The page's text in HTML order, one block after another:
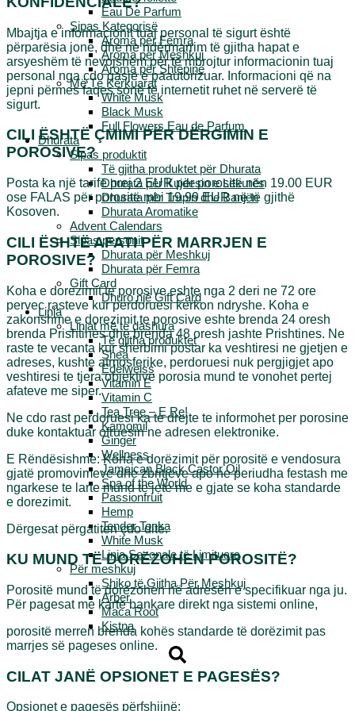
Eau De Parfum
Sipas Kategorisë
Aroma për Femra
Aroma për Meshkuj
Aroma për Shtëpinë
Më Të Kërkuarat
White Musk
Black Musk
Full Flowers Eau de Parfum
Dhurata
Sipas produktit
Të gjitha produktet për Dhurata
Dhurata për Kujdesin e Lëkurës
Dhurata për Trupin dhe Banjën
Dhurata Aromatike
Advent Calendars
Sipas personit
Dhurata për Meshkuj
Dhurata për Femra
Gift Card
Dhuro një Gift Card
Linja
Linjat më të dashura
Të gjitha produktet
Shea
Edelweiss
Vitamin E
Vitamin C
Tea Tree – E Re!
Kamomil
Ginger
Wellness
Jamaican Black Castor Oil
Spa of the World
Passionfruit
Hemp
Tender Tonka
White Musk
Linja Sezonale të Limituara
Për meshkuj
Shiko të Gjitha Për Meshkuj
Arber
Maca Root
Kistna
Mbajtja e informacionit tuaj personal të sigurt është
përparësia jonë, dhe ne ndërmarrim të gjitha hapat e
arsyeshëm të nevojshëm për të mbrojtur informacionin tuaj
personal nga çdo qasje e paautorizuar. Informacioni që na
jepni përmes faqes sonë të internetit ruhet në serverë të
sigurt.
CILI ËSHTË ÇMIMI PËR DËRGIMIN E
POROSIVE?
Posta ka një tarifë prej 2 EUR për porositë nën 19.00 EUR
ose FALAS për porositë mbi 19.99 EUR në të gjithë
Kosoven.
CILI ËSHTË AFATI PËR MARRJEN E
POROSIVE?
Koha e dorezimit te porosive eshte nga 2 deri ne 72 ore
pervec rasteve kur perdoruesi kerkon ndryshe. Koha e
zakonshme e dorezimit te porosive eshte brenda 24 oresh
brenda Prishtines dhe brenda 48 oresh jashte Prishtines. Ne
raste te vecanta kur sherbimi postar ka veshtiresi ne gjetjen e
adreses, kushte atmosferike, perdoruesi nuk pergjigjet apo
veshtiresi te tjera objektive porosia mund te vonohet pertej
afateve me siper.
Ne cdo rast perdoruesi ka te drejte te informohet per porosine
duke kontaktuar ofruesin ne adresen elektronike.
E Rëndësishme: Koha e dorëzimit për porositë e vendosura
gjatë promovimeve dhe zbritjeve apo ne periudha festash me
ngarkese te larte mund te jete me e gjate se koha standarde
e dorezimit.
Dërgesat përgatiten çdo ditë.
KU MUND TË DORËZOHEN POROSITË?
Porositë mund të dorëzohen në adresën e specifikuar nga ju.
Për pagesat me karte bankare direkt nga sistemi online,
porositë merren brenda kohës standarde të dorëzimit pas
marrjes së pageses online.
CILAT JANË OPSIONET E PAGESËS?
Opsionet e pagesës përfshijnë: